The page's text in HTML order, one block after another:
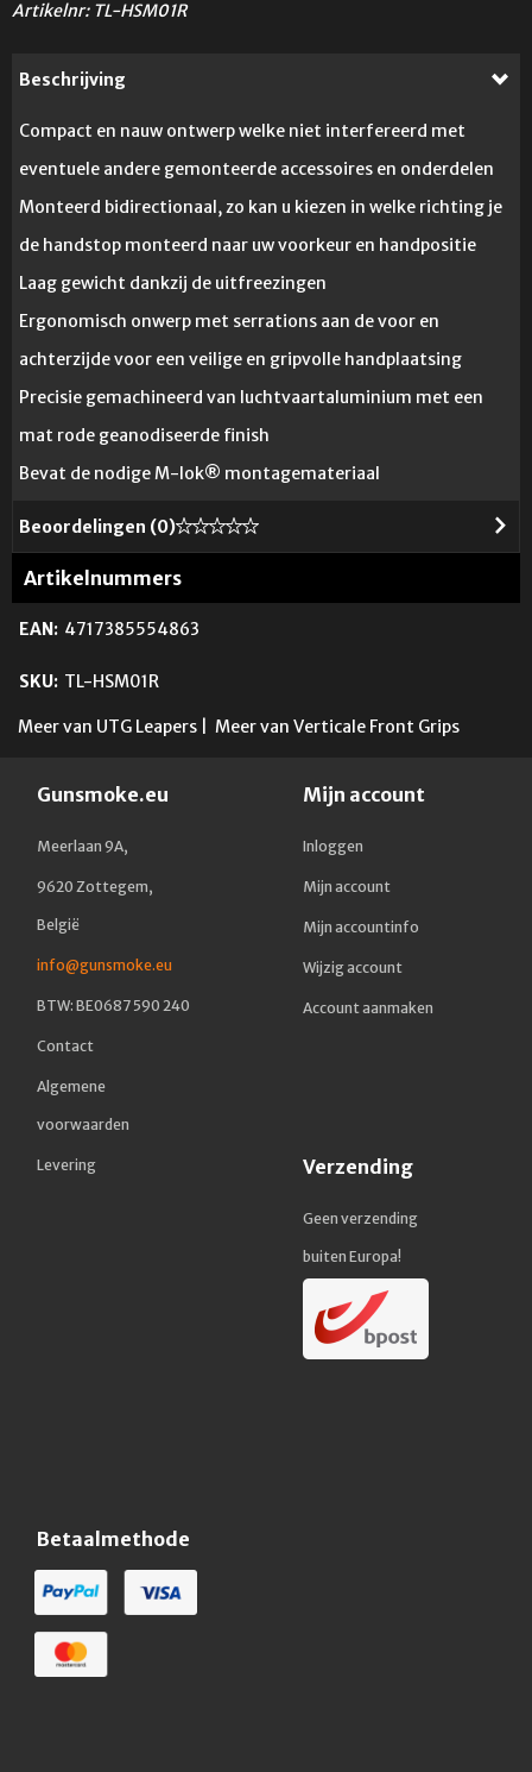
Artikelnr: TL-HSM01R
Beschrijving
Compact en nauw ontwerp welke niet interfereerd met
eventuele andere gemonteerde accessoires en onderdelen
Monteerd bidirectionaal, zo kan u kiezen in welke richting je
de handstop monteerd naar uw voorkeur en handpositie
Laag gewicht dankzij de uitfreezingen
Ergonomisch onwerp met serrations aan de voor en
achterzijde voor een veilige en gripvolle handplaatsing
Precisie gemachineerd van luchtvaartaluminium met een
mat rode geanodiseerde finish
Bevat de nodige M-lok® montagemateriaal
Beoordelingen (0)
Artikelnummers
EAN: 4717385554863
SKU: TL-HSM01R
Meer van UTG Leapers Meer van Verticale Front Grips
Gunsmoke.eu
Meerlaan 9A,
9620 Zottegem,
België
info@gunsmoke.eu
BTW: BE0687 590 240
Contact
Algemene
voorwaarden
Levering
Mijn account
Inloggen
Mijn account
Mijn accountinfo
Wijzig account
Account aanmaken
Verzending
Geen verzending
buiten Europa!
Betaalmethode